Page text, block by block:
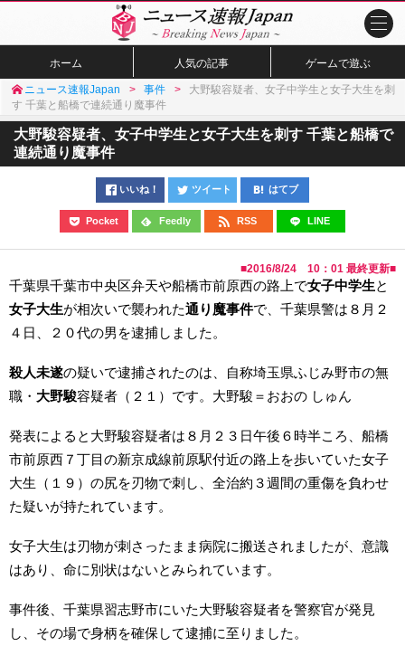
ホーム 人気の記事 ゲームで遊ぶ
ニュース速報Japan 事件
大野駿容疑者、女子中学生と女子大生を刺
す 千葉と船橋で連続通り魔事件
大野駿容疑者、女子中学生と女子大生を刺す 千葉と船橋で
連続通り魔事件
いいね！ ツイート はてブ
Pocket Feedly RSS LINE
■2016/8/24 10：01 最終更新■
千葉県千葉市中央区弁天や船橋市前原西の路上で女子中学生と
女子大生が相次いで襲われた通り魔事件で、千葉県警は８月２
４日、２０代の男を逮捕しました。
殺人未遂の疑いで逮捕されたのは、自称埼玉県ふじみ野市の無
職・ 大野駿容疑者（２１）です。大野駿＝おおの しゅん
発表によると大野駿容疑者は８月２３日午後６時半ころ、船橋
市前原西７丁目の新京成線前原駅付近の路上を歩いていた女子
大生（１９）の尻を刃物で刺し、全治約３週間の重傷を負わせ
た疑いが持たれています。
女子大生は刃物が刺さったまま病院に搬送されましたが、意識
はあり、命に別状はないとみられています。
事件後、千葉県習志野市にいた大野駿容疑者を警察官が発見
し、その場で身柄を確保して逮捕に至りました。